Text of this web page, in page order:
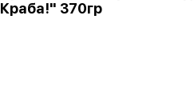
Краба!" 370гр